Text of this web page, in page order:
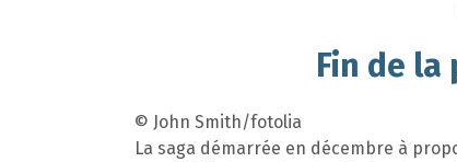
Fin de
© John Smith/fotolia
La saga démarrée en décembre à